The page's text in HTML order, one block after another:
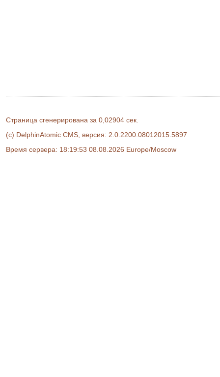
Страница сгенерирована за 0,02904 сек.
(c) DelphinAtomic CMS, версия: 2.0.2200.08012015.5897
Время сервера: 18:19:53 08.08.2026 Europe/Moscow